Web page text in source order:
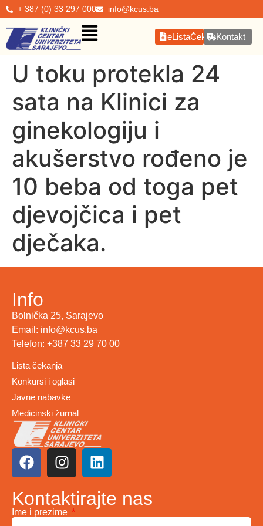
+ 387 (0) 33 297 000 info@kcus.ba
eListaČekanjaKontakt
U toku protekla 24
sata na Klinici za
ginekologiju i
akušerstvo rođeno je
10 beba od toga pet
djevojčica i pet
dječaka.
Info
Bolnička 25, Sarajevo
Email: info@kcus.ba
Telefon: +387 33 29 70 00
Lista čekanja
Konkursi i oglasi
Javne nabavke
Medicinski žurnal
Kontaktirajte nas
Ime i prezime